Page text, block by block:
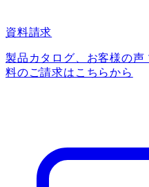
資料請求
製品カタログ、お客様の
料のご請求はこちらから